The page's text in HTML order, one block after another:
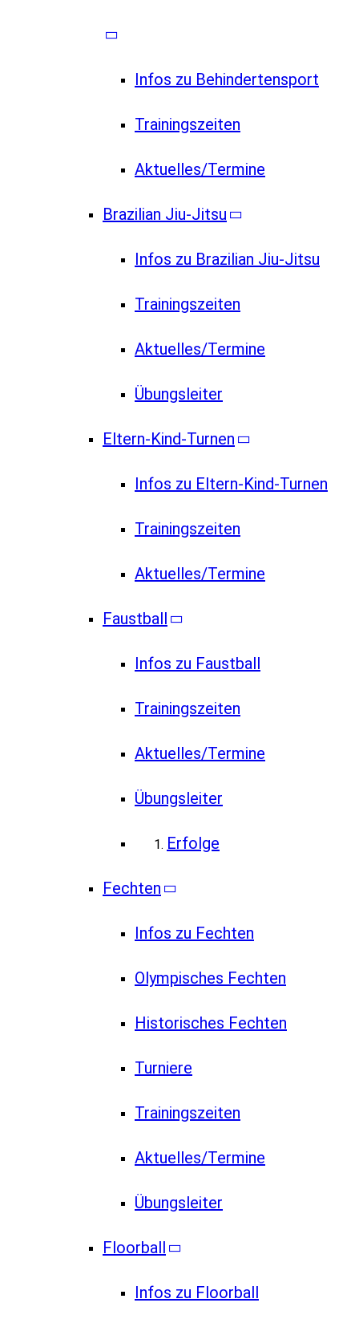
Infos zu Behindertensport
Trainingszeiten
Aktuelles/Termine
Brazilian Jiu-Jitsu
Infos zu Brazilian Jiu-Jitsu
Trainingszeiten
Aktuelles/Termine
Übungsleiter
Eltern-Kind-Turnen
Infos zu Eltern-Kind-Turnen
Trainingszeiten
Aktuelles/Termine
Faustball
Infos zu Faustball
Trainingszeiten
Aktuelles/Termine
Übungsleiter
Erfolge
Fechten
Infos zu Fechten
Olympisches Fechten
Historisches Fechten
Turniere
Trainingszeiten
Aktuelles/Termine
Übungsleiter
Floorball
Infos zu Floorball